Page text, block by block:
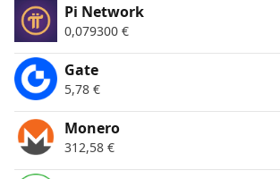
Pi Network
0,079300 €
Gate
5,78 €
Monero
312,58 €